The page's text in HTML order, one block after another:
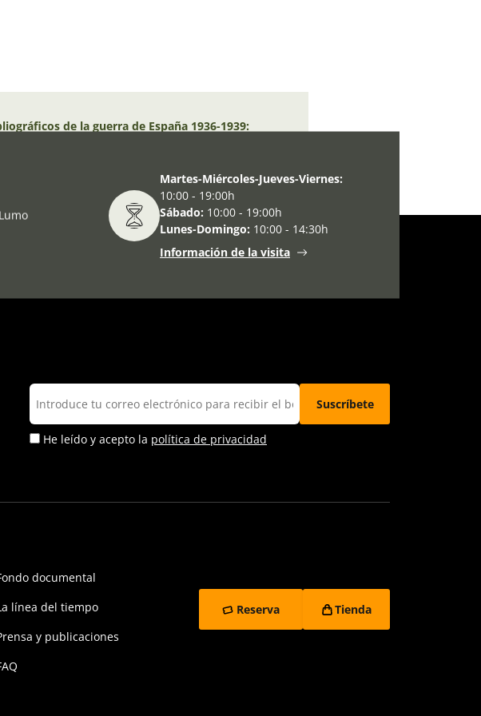
de la guerra de España 1936-1939:
Martes-Miércoles-Jueves-Viernes:
10:00 - 19:00h
Sábado: 10:00 - 19:00h
Lunes-Domingo: 10:00 - 14:30h
Información de la visita
He leído y acepto la política de privacidad
documental
línea del tiempo
y publicaciones
Reserva Tienda